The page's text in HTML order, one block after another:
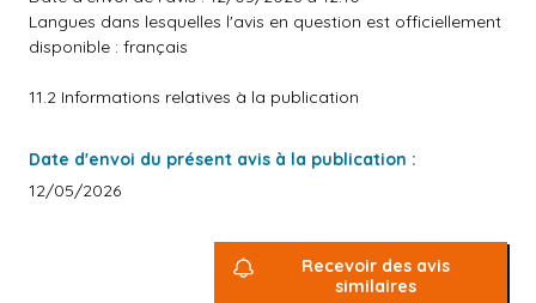
Langues dans lesquelles l'avis en question est officiellement
disponible : français
11.2 Informations relatives à la publication
Date d'envoi du présent avis à la publication :
12/05/2026
Recevoir des avis
similaires